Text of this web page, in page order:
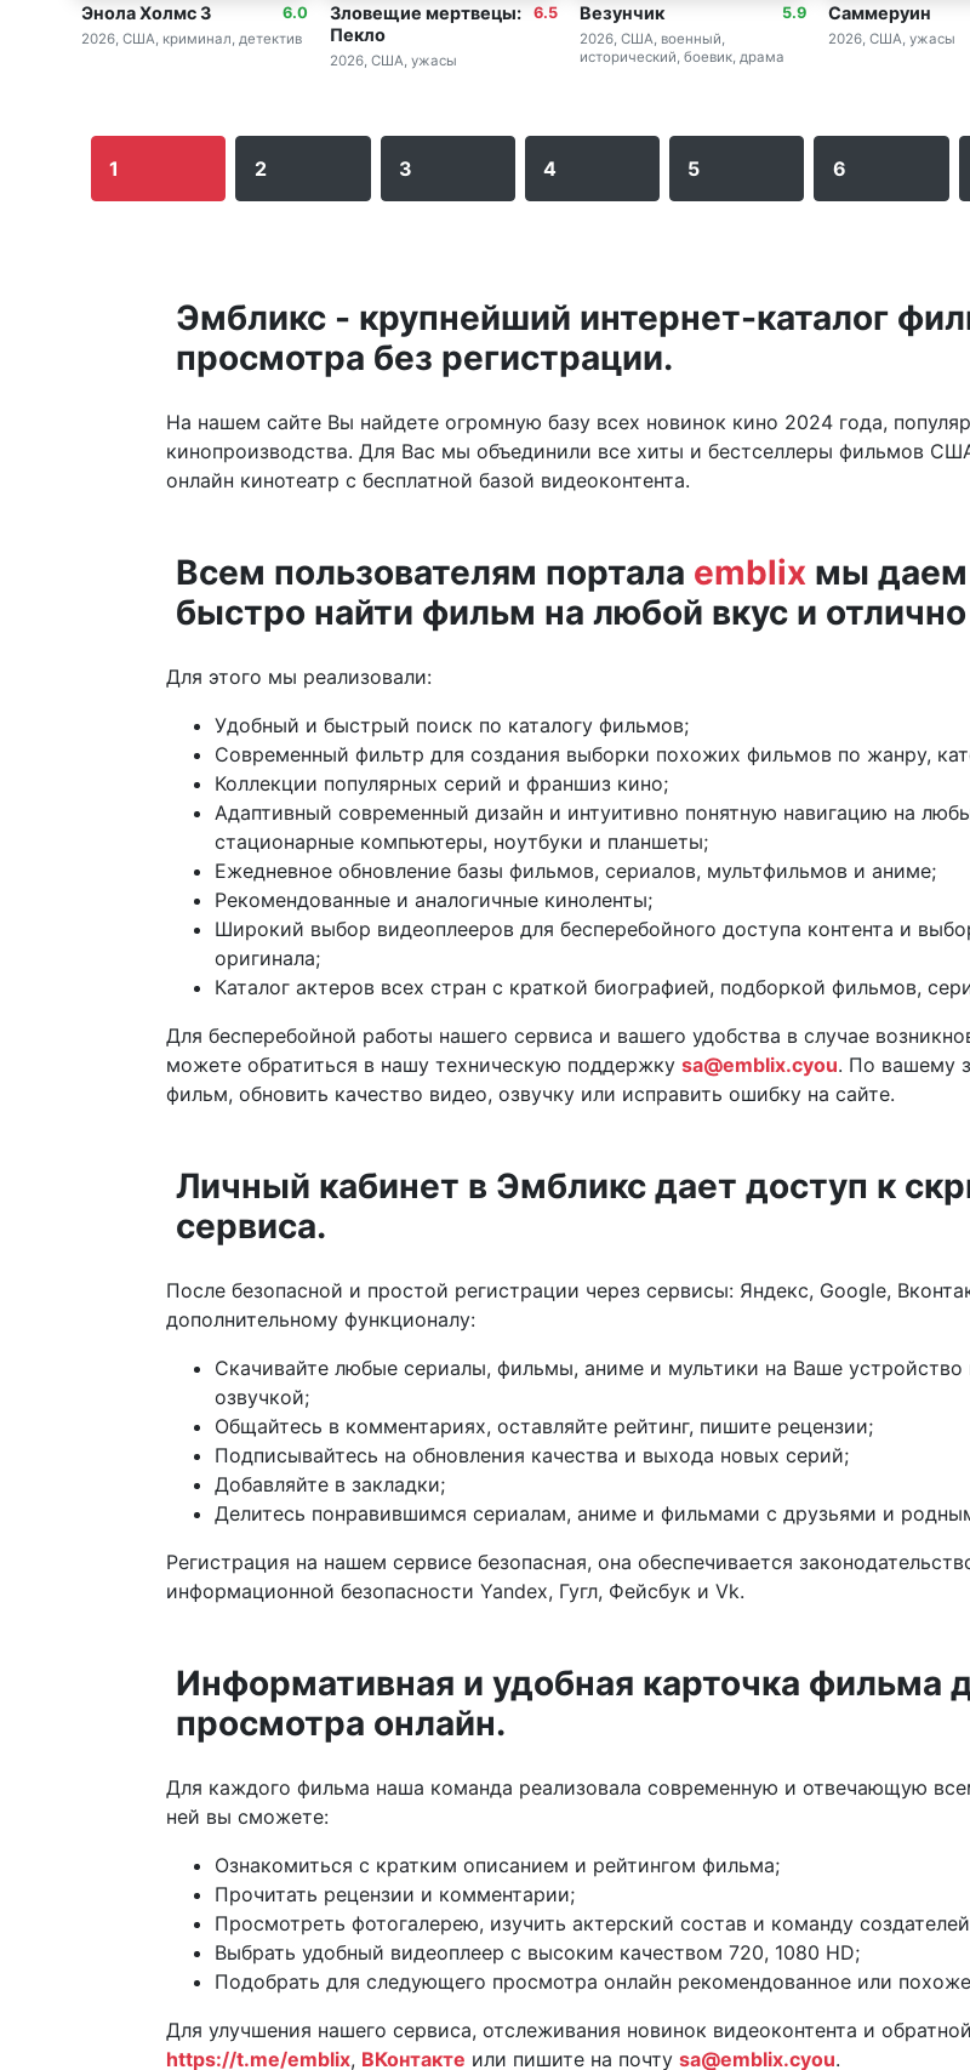
6.0
Энола Холмс 3
2026, США, криминал, детектив
6.5
Зловещие мертвецы:
Пекло
2026, США, ужасы
5.9
Везунчик
2026, США, военный,
исторический, боевик, драма
Саммеруин
2026, США, ужасы
1 2 3 4 5 6
Эмбликс - крупнейший интернет-каталог
просмотра без регистрации.
На нашем сайте Вы найдете огромную базу всех новинок кино 2024 года,
кинопроизводства. Для Вас мы объединили все хиты и бестселлеры фильмов
онлайн кинотеатр с бесплатной базой видеоконтента.
Всем пользователям портала emblix мы даем
быстро найти фильм на любой вкус и
Для этого мы реализовали:
Удобный и быстрый поиск по каталогу фильмов;
Современный фильтр для создания выборки похожих фильмов по жанру,
Коллекции популярных серий и франшиз кино;
Адаптивный современный дизайн и интуитивно понятную навигацию на
стационарные компьютеры, ноутбуки и планшеты;
Ежедневное обновление базы фильмов, сериалов, мультфильмов и аниме;
Рекомендованные и аналогичные киноленты;
Широкий выбор видеоплееров для бесперебойного доступа контента и
оригинала;
Каталог актеров всех стран с краткой биографией, подборкой фильмов,
Для бесперебойной работы нашего сервиса и вашего удобства в случае
можете обратиться в нашу техническую поддержку sa@emblix.cyou. По вашему
фильм, обновить качество видео, озвучку или исправить ошибку на сайте.
Личный кабинет в Эмбликс дает доступ к
сервиса.
После безопасной и простой регистрации через сервисы: Яндекс, Google,
дополнительному функционалу:
Скачивайте любые сериалы, фильмы, аниме и мультики на Ваше
озвучкой;
Общайтесь в комментариях, оставляйте рейтинг, пишите рецензии;
Подписывайтесь на обновления качества и выхода новых серий;
Добавляйте в закладки;
Делитесь понравившимся сериалам, аниме и фильмами с друзьями и
Регистрация на нашем сервисе безопасная, она обеспечивается
информационной безопасности Yandex, Гугл, Фейсбук и Vk.
Информативная и удобная карточка фильма
просмотра онлайн.
Для каждого фильма наша команда реализовала современную и отвечающую
ней вы сможете:
Ознакомиться с кратким описанием и рейтингом фильма;
Прочитать рецензии и комментарии;
Просмотреть фотогалерею, изучить актерский состав и команду
Выбрать удобный видеоплеер с высоким качеством 720, 1080 HD;
Подобрать для следующего просмотра онлайн рекомендованное или
Для улучшения нашего сервиса, отслеживания новинок видеоконтента и
https://t.me/emblix, ВКонтакте или пишите на почту sa@emblix.cyou.